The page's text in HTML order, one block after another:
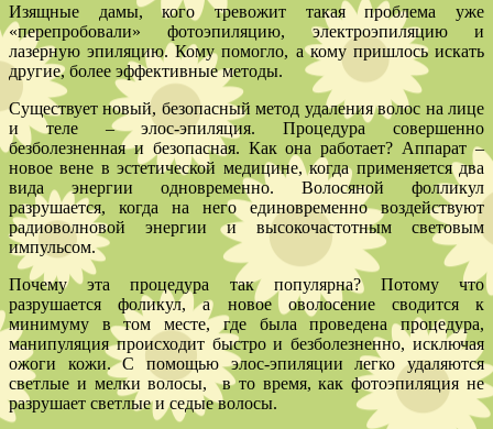
Изящные дамы, кого тревожит такая проблема уже
«перепробовали» фотоэпиляцию, электроэпиляцию и
лазерную эпиляцию. Кому помогло, а кому пришлось искать
другие, более эффективные методы.
Существует новый, безопасный метод удаления волос на лице
и теле – элос-эпиляция. Процедура совершенно
безболезненная и безопасная. Как она работает? Аппарат –
новое вене в эстетической медицине, когда применяется два
вида энергии одновременно. Волосяной фолликул
разрушается, когда на него единовременно воздействуют
радиоволновой энергии и высокочастотным световым
импульсом.
Почему эта процедура так популярна? Потому что
разрушается фоликул, а новое оволосение сводится к
минимуму в том месте, где была проведена процедура,
манипуляция происходит быстро и безболезненно, исключая
ожоги кожи. С помощью элос-эпиляции легко удаляются
светлые и мелки волосы, в то время, как фотоэпиляция не
разрушает светлые и седые волосы.